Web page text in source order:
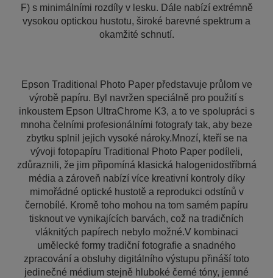
F) s minimálními rozdíly v lesku. Dále nabízí extrémně
vysokou optickou hustotu, široké barevné spektrum a
okamžité schnutí.
Epson Traditional Photo Paper představuje průlom ve
výrobě papíru. Byl navržen speciálně pro použití s
inkoustem Epson UltraChrome K3, a to ve spolupráci s
mnoha čelními profesionálními fotografy tak, aby beze
zbytku splnil jejich vysoké nároky.Mnozí, kteří se na
vývoji fotopapíru Traditional Photo Paper podíleli,
zdůraznili, že jim připomíná klasická halogenidostříbrná
média a zároveň nabízí více kreativní kontroly díky
mimořádné optické hustotě a reprodukci odstínů v
černobílé. Kromě toho mohou na tom samém papíru
tisknout ve vynikajících barvách, což na tradičních
vláknitých papírech nebylo možné.V kombinaci
umělecké formy tradiční fotografie a snadného
zpracování a obsluhy digitálního výstupu přináší toto
jedinečné médium stejně hluboké černé tóny, jemné